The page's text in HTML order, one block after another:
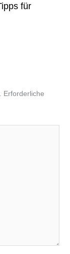
für
Erforderliche